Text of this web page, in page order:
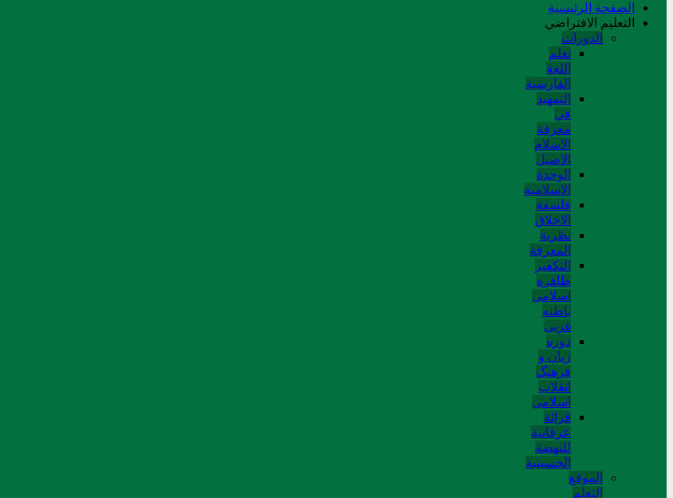
الصفحة الرئيسية
التعليم الافتراضي
الدورات
تعلم
اللغة
الفارسیة
التمهید
في
معرفة
الاسلام
الاصیل
الوحدة
الاسلامیة
فلسفة
الاخلاق
نظریة
المعرفة
التکفیر
ظاهره
اسلامی
باطنه
غربی
دوره
زبان و
فرهنگ
انقلاب
اسلامی
قرائة
عرفانیة
للنهضة
الحسینیة
الموقع
التعلم